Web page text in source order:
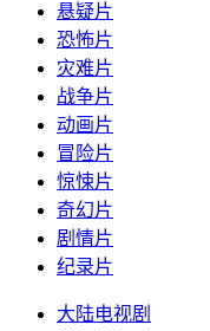
悬疑片
恐怖片
灾难片
战争片
动画片
冒险片
惊悚片
奇幻片
剧情片
纪录片
大陆电视剧